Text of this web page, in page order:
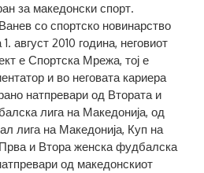
за македонски спорт.
со спортско новинарство
август 2010 година, неговиот
е Спортска Мрежа, тој е
и во неговата кариера
натпревари од Втората и
лига на Македонија, од
лига на Македонија, Куп на
и Втора женска фудбалска
од македонскиот